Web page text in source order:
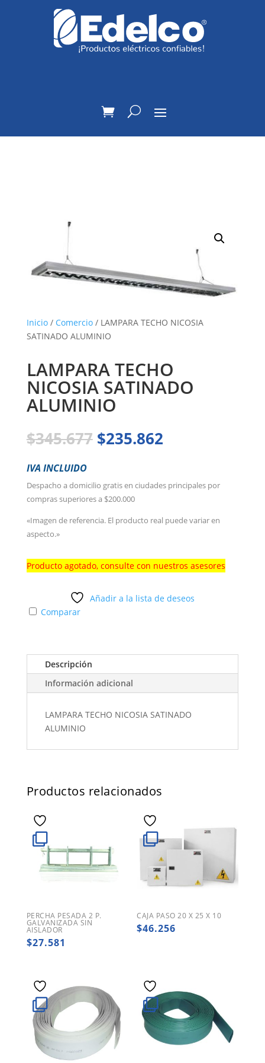
Inicio/ Comercio/ LAMPARA TECHO NICOSIA
SATINADO ALUMINIO
LAMPARA TECHO
NICOSIA SATINADO
ALUMINIO
$345.677 El
precio
era:
$345.677.
$235.862El
precio
es:
$235.862.
IVA INCLUIDO
Despacho a domicilio gratis en ciudades principales por
compras superiores a $200.000
«Imagen de referencia. El producto real puede variar en
aspecto.»
Producto agotado, consulte con nuestros asesores
Añadir a la lista de deseos
Comparar
Descripción
Información adicional
LAMPARA TECHO NICOSIA SATINADO
ALUMINIO
Productos relacionados
PERCHA PESADA 2 P.
GALVANIZADA SIN
AISLADOR
$27.581
CAJA PASO 20 X 25 X 10
$46.256